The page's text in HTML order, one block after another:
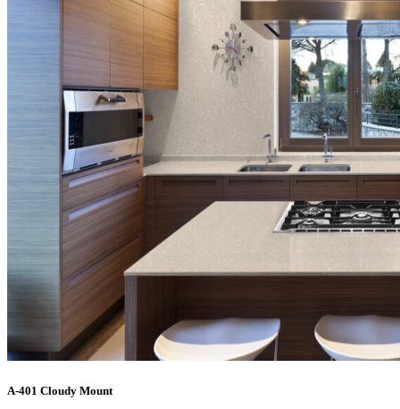
A-401 Cloudy Mount